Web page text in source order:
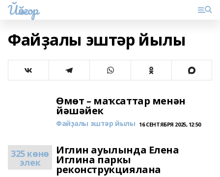
Йәйғор
Файҙалы эштәр йылы
Өмөт – маҡсаттар менән
йәшәйек
Файҙалы эштәр йылы 16 СЕНТЯБРЯ 2025, 12:50
325 көнө
элек
Иглин ауылында Елена
Иглина паркы
реконструкциялана